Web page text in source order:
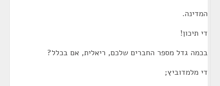
המדינה.
די תיכון!
בכמה גדל מספר החברים שלכם, ריאלית, אם בכלל?
די מלמדוביץ;